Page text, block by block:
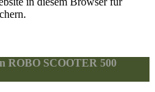
ROBO SCOOTER 500